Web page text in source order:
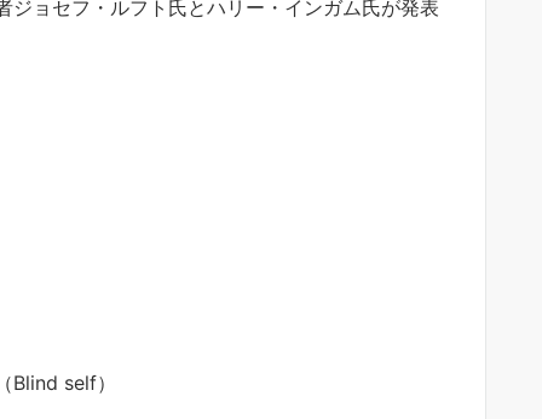
ジョセフ・ ルフト氏とハリー・インガム氏が発表
Blind self）